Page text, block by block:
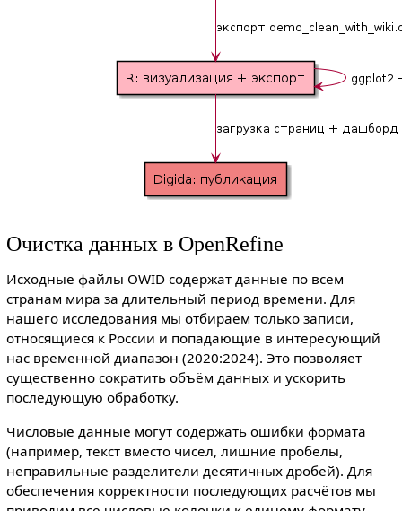
Очистка данных в OpenRefine
Исходные файлы OWID содержат данные по всем
странам мира за длительный период времени. Для
нашего исследования мы отбираем только записи,
относящиеся к России и попадающие в интересующий
нас временной диапазон (2020:2024). Это позволяет
существенно сократить объём данных и ускорить
последующую обработку.
Числовые данные могут содержать ошибки формата
(например, текст вместо чисел, лишние пробелы,
неправильные разделители десятичных дробей). Для
обеспечения корректности последующих расчётов мы